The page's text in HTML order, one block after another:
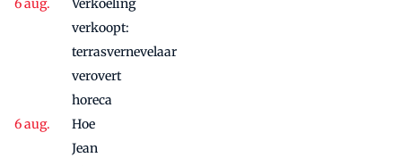
vanwege
succes
maandje
Verkoeling
verkoopt:
terrasvernevelaar
verovert
horeca
Hoe
Jean